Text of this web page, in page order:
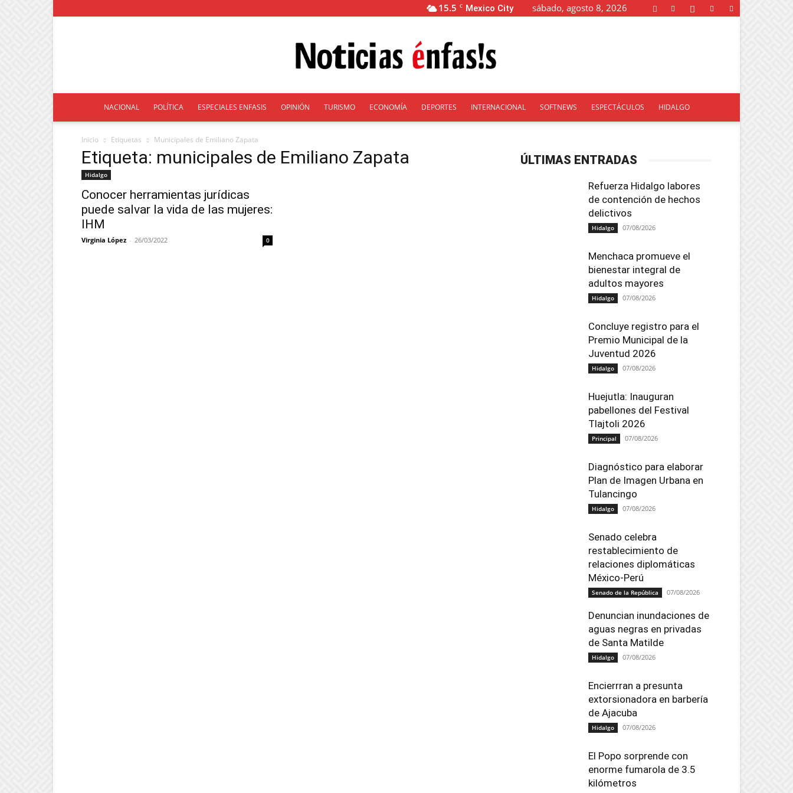
15.5 C Mexico City sábado, agosto 8, 2026
Énfasis
NACIONAL POLÍTICA ESPECIALES ENFASIS OPINIÓN TURISMO ECONOMÍA DEPORTES INTERNACIONAL SOFTNEWS ESPECTÁCULOS HIDALGO
Inicio Etiquetas Municipales de Emiliano Zapata
Etiqueta: municipales de Emiliano Zapata
Hidalgo
Conocer herramientas jurídicas
puede salvar la vida de las mujeres:
IHM
Virginia López - 26/03/2022 0
ÚLTIMAS ENTRADAS
Refuerza Hidalgo labores
de contención de hechos
delictivos
Hidalgo 07/08/2026
Menchaca promueve el
bienestar integral de
adultos mayores
Hidalgo 07/08/2026
Concluye registro para el
Premio Municipal de la
Juventud 2026
Hidalgo 07/08/2026
Huejutla: Inauguran
pabellones del Festival
Tlajtoli 2026
Principal 07/08/2026
Diagnóstico para elaborar
Plan de Imagen Urbana en
Tulancingo
Hidalgo 07/08/2026
Senado celebra
restablecimiento de
relaciones diplomáticas
México-Perú
Senado de la República 07/08/2026
Denuncian inundaciones de
aguas negras en privadas
de Santa Matilde
Hidalgo 07/08/2026
Encierrran a presunta
extorsionadora en barbería
de Ajacuba
Hidalgo 07/08/2026
El Popo sorprende con
enorme fumarola de 3.5
kilómetros